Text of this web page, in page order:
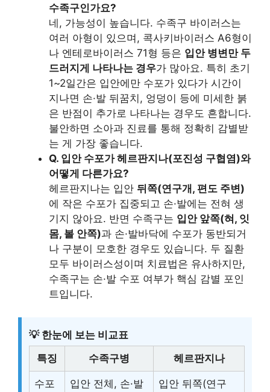
수족구인가요?
네, 가능성이 높습니다. 수족구 바이러스는
여러 아형이 있으며, 콕사키바이러스 A6형이
나 엔테로바이러스 71형 등은 입안 병변만 두
드러지게 나타나는 경우가 많아요. 특히 초기
1~2일간은 입안에만 수포가 있다가 시간이
지나면 손·발 뒤꿈치, 엉덩이 등에 미세한 붉
은 반점이 추가로 나타나는 경우도 흔합니다.
불안하면 소아과 진료를 통해 정확히 감별받
는 게 가장 좋습니다.
Q. 입안 수포가 헤르판지나(포진성 구협염)와
어떻게 다른가요?
헤르판지나는 입안 뒤쪽(연구개, 편도 주변)
에 작은 수포가 집중되고 손·발에는 전혀 생
기지 않아요. 반면 수족구는 입안 앞쪽(혀, 잇
몸, 볼 안쪽)과 손·발바닥에 수포가 동반되거
나 구분이 모호한 경우도 있습니다. 두 질환
모두 바이러스성이며 치료법은 유사하지만,
수족구는 손·발 수포 여부가 핵심 감별 포인
트입니다.
💡 한눈에 보는 비교표
특징
수족구병 헤르판지나
수포
입안 전체, 손·발
입안 뒤쪽(연구